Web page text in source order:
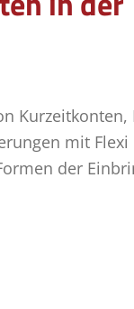
Kurzeitkonten,
mit Flexi
der